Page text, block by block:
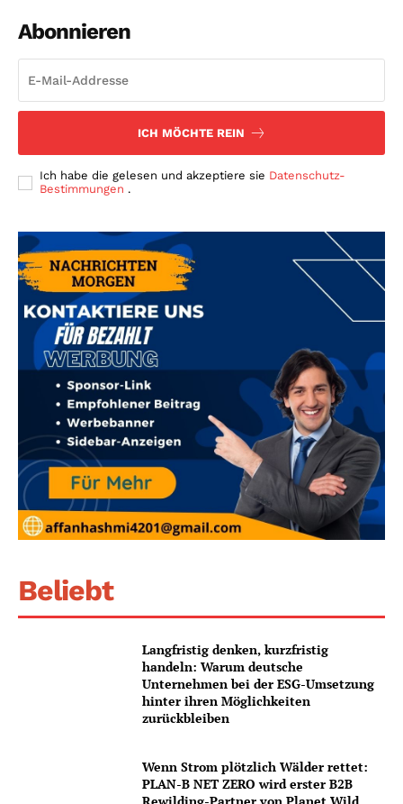
Abonnieren
ICH MÖCHTE REIN
Ich habe die gelesen und akzeptiere sie Datenschutz-
Bestimmungen .
Beliebt
Langfristig denken, kurzfristig
handeln: Warum deutsche
Unternehmen bei der ESG-Umsetzung
hinter ihren Möglichkeiten
zurückbleiben
Wenn Strom plötzlich Wälder rettet:
PLAN-B NET ZERO wird erster B2B